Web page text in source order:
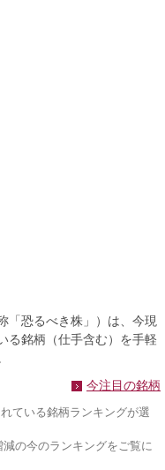
「恐るべき株」）は、今現
る銘柄（仕手含む）を手軽
今注目の銘柄
ている銘柄ランキングが選
の今のランキングをご覧に